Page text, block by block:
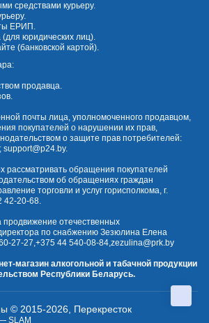
средствами курьеру.
ЕРИП.
юридических лиц).
(банковской картой).
продавца.
почты лица, уполномоченного продавцом,
покупателей о нарушении их прав,
о защите прав потребителей:
support@p24.by.
рассматривать обращения покупателей
об обращениях граждан
торговли и услуг горисполкома, г.
42-20-68.
продвижение отечественных
по снабжению Зезюлина Елена
27-27,+375 44 540-08-84,zezulina@prk.by
магазин алкогольной и табачной продукции
Республики Беларусь.
© 2015-2026, Перекресток
SLAM